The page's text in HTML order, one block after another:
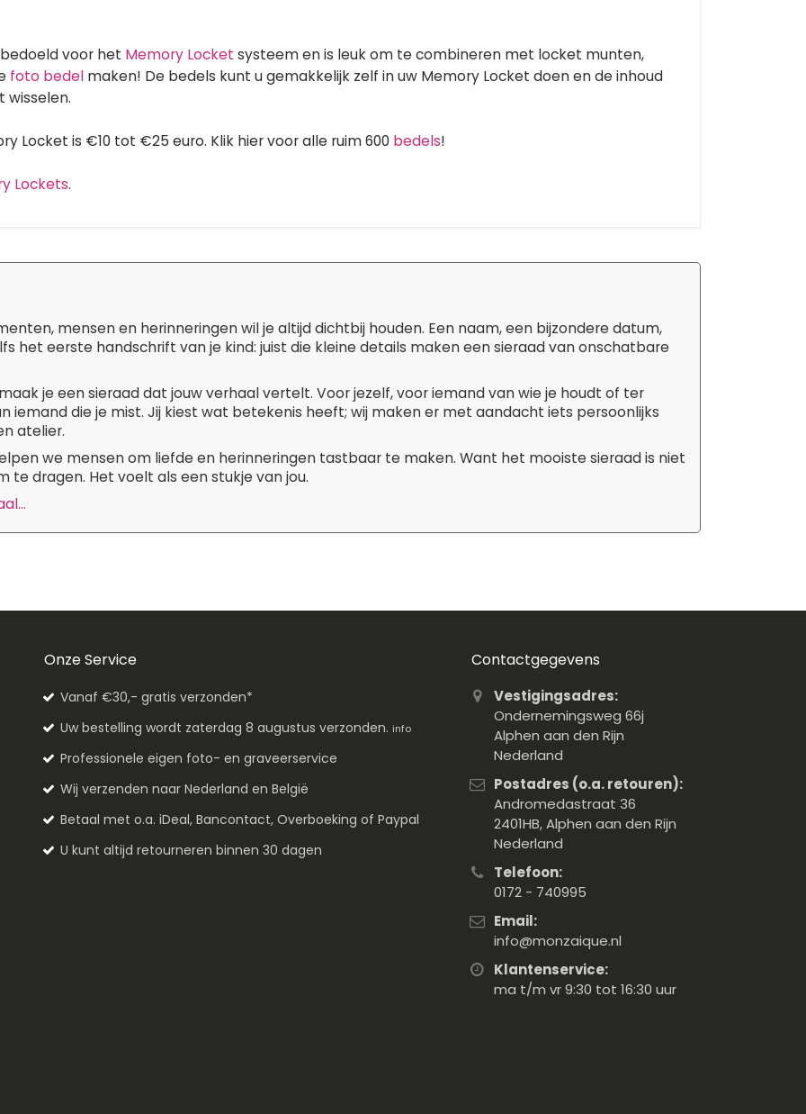
voor het Memory Locket systeem en is leuk om te combineren met locket munten,
foto bedel maken! De bedels kunt u gemakkelijk zelf in uw Memory Locket doen en de inhoud
wisselen.
Locket is €10 tot €25 euro. Klik hier voor alle ruim 600 bedels!
Lockets.
mensen en herinneringen wil je altijd dichtbij houden. Een naam, een bijzondere datum,
het eerste handschrift van je kind: juist die kleine details maken een sieraad van onschatbare
je een sieraad dat jouw verhaal vertelt. Voor jezelf, voor iemand van wie je houdt of ter
iemand die je mist. Jij kiest wat betekenis heeft; wij maken er met aandacht iets persoonlijks
atelier.
we mensen om liefde en herinneringen tastbaar te maken. Want het mooiste sieraad is niet
te dragen. Het voelt als een stukje van jou.
Onze Service
Vanaf €30,- gratis verzonden*
Uw bestelling wordt zaterdag 8 augustus verzonden. info
Professionele eigen foto- en graveerservice
Wij verzenden naar Nederland en België
Betaal met o.a. iDeal, Bancontact, Overboeking of Paypal
U kunt altijd retourneren binnen 30 dagen
Contactgegevens
Vestigingsadres:
Ondernemingsweg 66j
Alphen aan den Rijn
Nederland
Postadres (o.a. retouren):
Andromedastraat 36
2401HB, Alphen aan den Rijn
Nederland
Telefoon:
0172 - 740995
Email:
info@monzaique.nl
Klantenservice:
ma t/m vr 9:30 tot 16:30 uur